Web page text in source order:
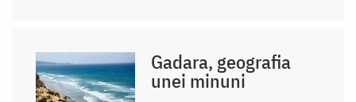
Gadara, geografia
unei minuni